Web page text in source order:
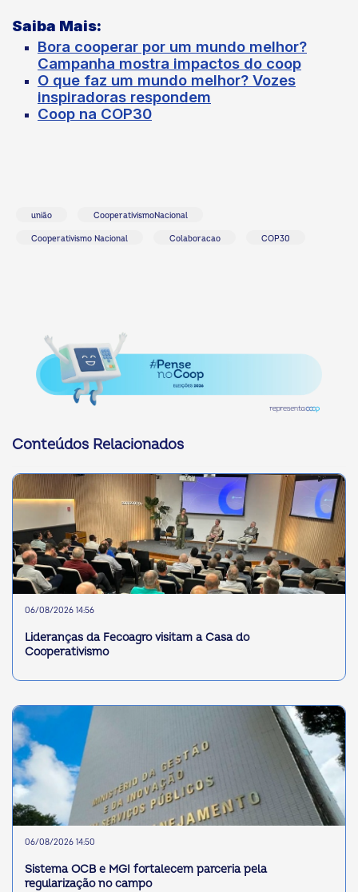
Saiba Mais:
Bora cooperar por um mundo melhor?
Campanha mostra impactos do coop
O que faz um mundo melhor? Vozes
inspiradoras respondem
Coop na COP30
união CooperativismoNacional
Cooperativismo Nacional Colaboracao COP30
Conteúdos Relacionados
06/08/2026 14:56
Lideranças da Fecoagro visitam a Casa do
Cooperativismo
06/08/2026 14:50
Sistema OCB e MGI fortalecem parceria pela
regularização no campo